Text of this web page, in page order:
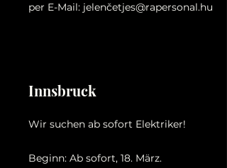
per E-Mail: jelenčetjes@rapersonal.hu
Innsbruck
Wir suchen ab sofort Elektriker!
Beginn: Ab sofort, 18. März.